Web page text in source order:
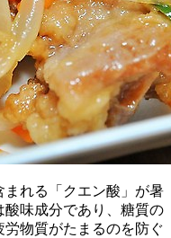
まれる「クエン酸」が暑
味成分であり、糖質の
物質がたまるのを防ぐ